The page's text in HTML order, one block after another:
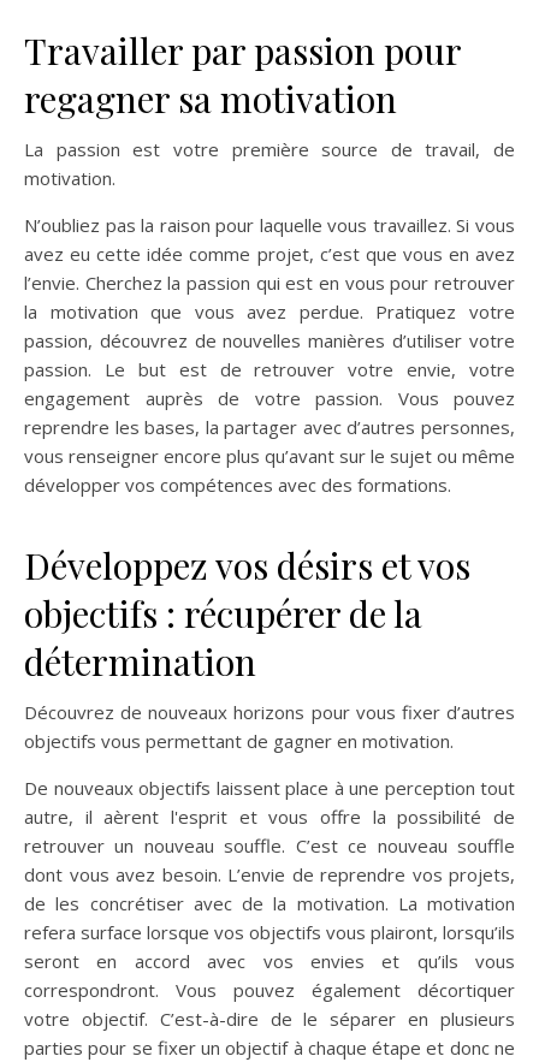
Travailler par passion pour
regagner sa motivation
La passion est votre première source de travail, de
motivation.
N’oubliez pas la raison pour laquelle vous travaillez. Si vous
avez eu cette idée comme projet, c’est que vous en avez
l’envie. Cherchez la passion qui est en vous pour retrouver
la motivation que vous avez perdue. Pratiquez votre
passion, découvrez de nouvelles manières d’utiliser votre
passion. Le but est de retrouver votre envie, votre
engagement auprès de votre passion. Vous pouvez
reprendre les bases, la partager avec d’autres personnes,
vous renseigner encore plus qu’avant sur le sujet ou même
développer vos compétences avec des formations.
Développez vos désirs et vos
objectifs : récupérer de la
détermination
Découvrez de nouveaux horizons pour vous fixer d’autres
objectifs vous permettant de gagner en motivation.
De nouveaux objectifs laissent place à une perception tout
autre, il aèrent l'esprit et vous offre la possibilité de
retrouver un nouveau souffle. C’est ce nouveau souffle
dont vous avez besoin. L’envie de reprendre vos projets,
de les concrétiser avec de la motivation. La motivation
refera surface lorsque vos objectifs vous plairont, lorsqu’ils
seront en accord avec vos envies et qu’ils vous
correspondront. Vous pouvez également décortiquer
votre objectif. C’est-à-dire de le séparer en plusieurs
parties pour se fixer un objectif à chaque étape et donc ne